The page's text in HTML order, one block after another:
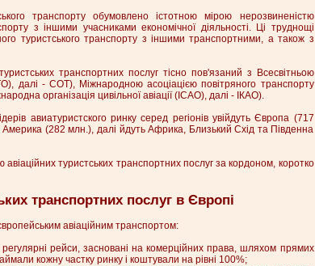
транспорту обумовлено істотною мірою нерозвиненістю
з іншими учасниками економічної діяльності. Ці труднощі
туристського транспорту з іншими транспортними, а також з
транспортних послуг тісно пов'язаний з Всесвітньою
далі - СОТ), Міжнародною асоціацією повітряного транспорту
організація цивільної авіації (ICAO), далі - ІКАО).
авиатуристского ринку серед регіонів увійдуть Європа (717
Америка (282 млн.), далі йдуть Африка, Близький Схід та Південна
туристських транспортних послуг за кордоном, коротко
транспортних послуг в Європі
авіаційним транспортом:
рейси, засновані на комерційних права, шляхом прямих
кожну частку ринку і коштували на рівні 100%;